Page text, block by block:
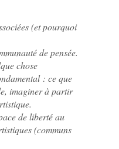
(et pourquoi
de pensée.
chose
: ce que
imaginer à partir
de liberté au
(communs